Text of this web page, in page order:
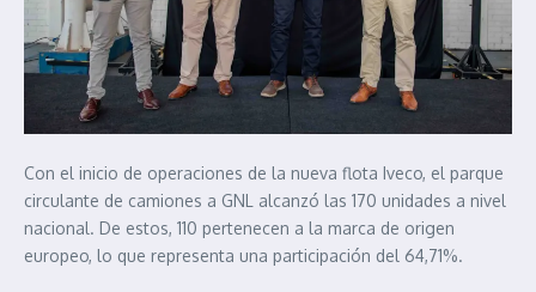
Con el inicio de operaciones de la nueva flota Iveco, el parque
circulante de camiones a GNL alcanzó las 170 unidades a nivel
nacional. De estos, 110 pertenecen a la marca de origen
europeo, lo que representa una participación del 64,71%.